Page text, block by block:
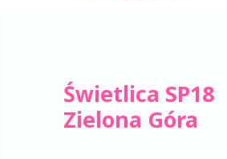
Świetlica SP18
Zielona Góra